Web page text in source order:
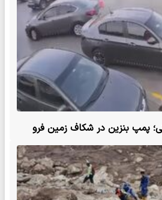
پمپ بنزین در شکاف زمین فرو